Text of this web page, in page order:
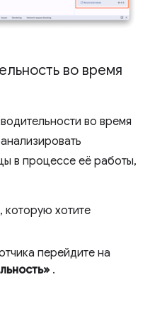
во время
во время
в процессе её работы,
которую хотите
перейдите на
.